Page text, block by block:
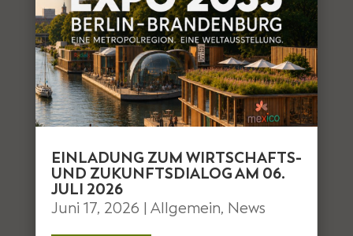
EINLADUNG ZUM WIRTSCHAFTS-
UND ZUKUNFTSDIALOG AM 06.
JULI 2026
Juni 17, 2026 | Allgemein, News